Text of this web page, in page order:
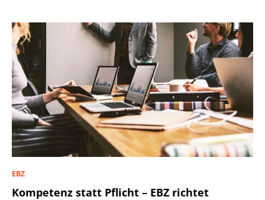
EBZ
Kompetenz statt Pflicht – EBZ richtet